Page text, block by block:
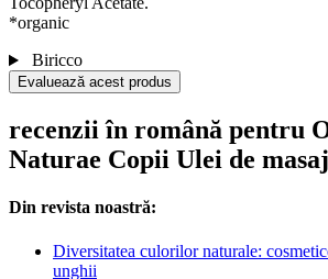
*organic
Biricco
Evaluează acest produs
recenzii în română pentru
Naturae Copii Ulei de masaj
Din revista noastră:
Diversitatea culorilor naturale:
unghii